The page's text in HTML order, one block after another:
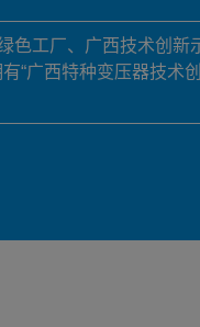
色工厂、广西技术创新
“广西特种变压器技术创